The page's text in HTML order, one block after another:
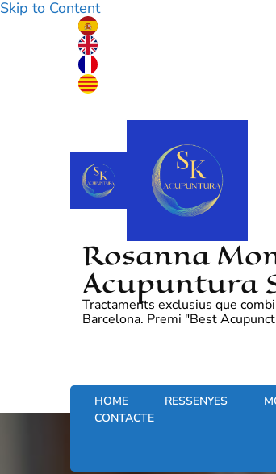
Skip to Content
Rosanna
Acupuntura
Tractaments exclusius que
Barcelona. Premi "Best
HOME RESSENYES
CONTACTE